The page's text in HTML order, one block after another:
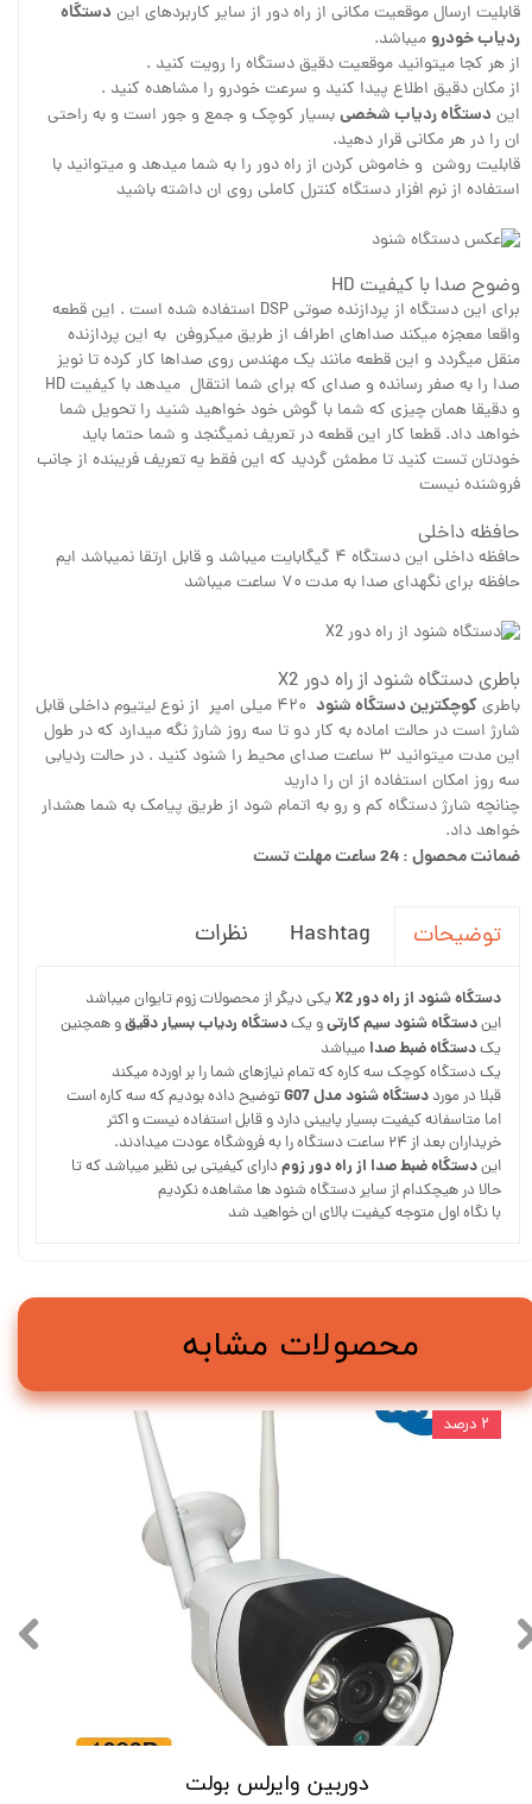
قابلیت ارسال موقعیت مکانی از راه دور از سایر کاربردهای این دستگاه
ردیاب خودرومیباشد.
از هر کجا میتوانید موقعیت دقیق دستگاه را رویت کنید .
از مکان دقیق اطلاع پیدا کنید و سرعت خودرو را مشاهده کنید .
این دستگاه ردیاب شخصیبسیار کوچک و جمع و جور است و به راحتی
ان را در هر مکانی قرار دهید.
قابلیت روشن و خاموش کردن از راه دور را به شما میدهد و میتوانید با
استفاده از نرم افزار دستگاه کنترل کاملی روی ان داشته باشید
وضوح صدا با کیفیت HD
برای این دستگاه از پردازنده صوتی DSP استفاده شده است . این قطعه
واقعا معجزه میکند صداهای اطراف از طریق میکروفن به این پردازنده
منقل میگردد و این قطعه مانند یک مهندس روی صداها کار کرده تا نویز
صدا را به صفر رسانده و صدای که برای شما انتقال میدهد با کیفیت HD
و دقیقا همان چیزی که شما با گوش خود خواهید شنید را تحویل شما
خواهد داد. قطعا کار این قطعه در تعریف نمیگنجد و شما حتما باید
خودتان تست کنید تا مطمئن گردید که این فقط یه تعریف فریبنده از جانب
فروشنده نیست
حافظه داخلی
حافظه داخلی این دستگاه ۴ گیگابایت میباشد و قابل ارتقا نمیباشد ایم
حافظه برای نگهدای صدا به مدت ۷۰ ساعت میباشد
باطری دستگاه شنود از راه دور X2
باطریکوچکترین دستگاه شنود
۴۲۰ میلی امپر از نوع لیتیوم داخلی قابل
شارژ است در حالت اماده به کار دو تا سه روز شارژ نگه میدارد که در طول
این مدت میتوانید ۳ ساعت صدای محیط را شنود کنید . در حالت ردیابی
سه روز امکان استفاده از ان را دارید
چنانچه شارژ دستگاه کم و رو به اتمام شود از طریق پیامک به شما هشدار
خواهد داد.
ضمانت محصول : 24 ساعت مهلت تست
توضیحات Hashtag نظرات
دستگاه شنود از راه دور X2
یکی دیگر از محصولات زوم تایوان میباشد
ایندستگاه شنود سیم کارتیو یکدستگاه ردیاب بسیار دقیقو همچنین
یکدستگاه ضبط صدا میباشد
یک دستگاه کوچک سه کاره که تمام نیازهای شما را بر اورده میکند
قبلا در مورد دستگاه شنود مدل G07
توضیح داده بودیم که سه کاره است
اما متاسفانه کیفیت بسیار پایینی دارد و قابل استفاده نیست و اکثر
خریداران بعد از ۲۴ ساعت دستگاه را به فروشگاه عودت میدادند.
ایندستگاه ضبط صدا از راه دور زوم دارای کیفیتی بی نظیر میباشد که تا
حالا در هیچکدام از سایر دستگاه شنود ها مشاهده نکردیم
با نگاه اول متوجه کیفیت بالای ان خواهید شد
دوربین وایرلس بولت
۲ درصد
محصولات مشابه